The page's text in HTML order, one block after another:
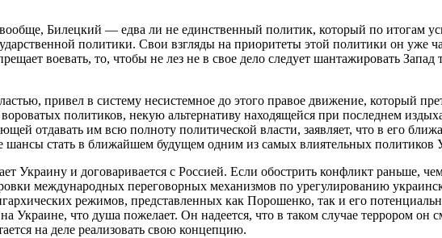
Билецкий — едва ли не единственный политик, который по итогам
политики. Свои взгляды на приоритеты этой политики он уже
воевать, то, чтобы не лез не в свое дело следует шантажировать Запад
привел в систему несистемное до этого правое движение, который
политиков, некую альтернативу находящейся при последнем
отдавать им всю полноту политической власти, заявляет, что в его
шансы стать в ближайшем будущем одним из самых влиятельных политиков
Украину и договаривается с Россией. Если обострить конфликт раньше,
международных переговорных механизмов по урегулированию
режимов, представленных как Порошенко, так и его
Украине, что душа пожелает. Он надеется, что в таком случае террором он
на деле реализовать свою концепцию.